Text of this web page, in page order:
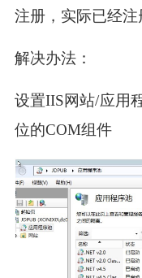
注册，实际已经注
解决办法：
设置IIS网站/应用
位的COM组件